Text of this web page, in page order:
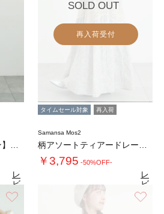
レ
ビ
ュ
ー
SOLD OUT
再入荷受付
タイムセール対象 再入荷
Samansa Mos2
￥3,795 -50%OFF-
4.8
レ
ビ
ュ
ー